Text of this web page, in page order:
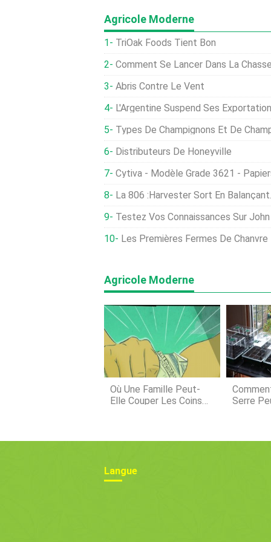
Agricole Moderne
TriOak Foods Tient Bon
Comment Se Lancer Dans La
Abris Contre Le Vent
L'Argentine Suspend Ses Exportations De Viande Pendant
Types De Champignons Et De
Distributeurs De Honeyville
Cytiva - Modèle Grade 3621 -
La 806 :Harvester Sort En
Testez Vos Connaissances Sur
Les Premières Fermes De Chanvre Industriel Des États-Unis
Agricole Moderne
Où Une Famille Peut-
Elle Couper Les Coins
Serre
Langue